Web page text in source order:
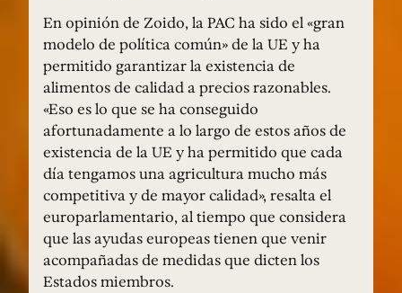
En opinión de Zoido, la PAC ha sido el «gran
modelo de política común» de la UE y ha
permitido garantizar la existencia de
alimentos de calidad a precios razonables.
«Eso es lo que se ha conseguido
afortunadamente a lo largo de estos años de
existencia de la UE y ha permitido que cada
día tengamos una agricultura mucho más
competitiva y de mayor calidad», resalta el
europarlamentario, al tiempo que considera
que las ayudas europeas tienen que venir
acompañadas de medidas que dicten los
Estados miembros.